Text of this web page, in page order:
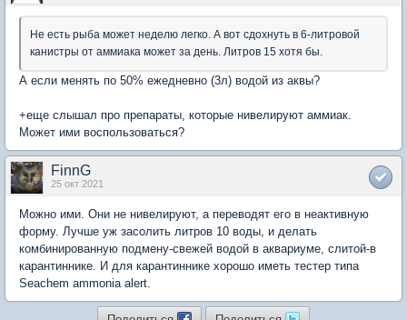
Не есть рыба может неделю легко. А вот сдохнуть в 6-литровой
канистры от аммиака может за день. Литров 15 хотя бы.
А если менять по 50% ежедневно (3л) водой из аквы?
+еще слышал про препараты, которые нивелируют аммиак.
Может ими воспользоваться?
FinnG
25 окт 2021
Можно ими. Они не нивелируют, а переводят его в неактивную
форму. Лучше уж засолить литров 10 воды, и делать
комбинированную подмену-свежей водой в аквариуме, слитой-в
карантиннике. И для карантиннике хорошо иметь тестер типа
Seachem ammonia alert.